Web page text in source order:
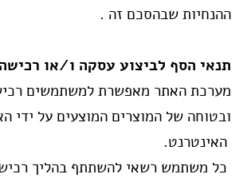
ההנחיות שבהסכם זה .
תנאי הסף לביצוע עסקה ו/או
מערכת האתר מאפשרת למשתמשים
ובטוחה של המוצרים המוצעים על ידי
האינטרנט.
כל משתמש רשאי להשתתף בהליך